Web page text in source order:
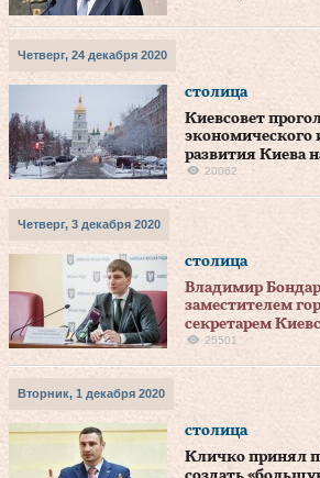
Четверг, 24 декабря 2020
столица
Киевсовет
экономического
развития Киева
20062
Четверг, 3 декабря 2020
столица
Владимир
заместителем
секретарем
25501
Вторник, 1 декабря 2020
столица
Кличко принял